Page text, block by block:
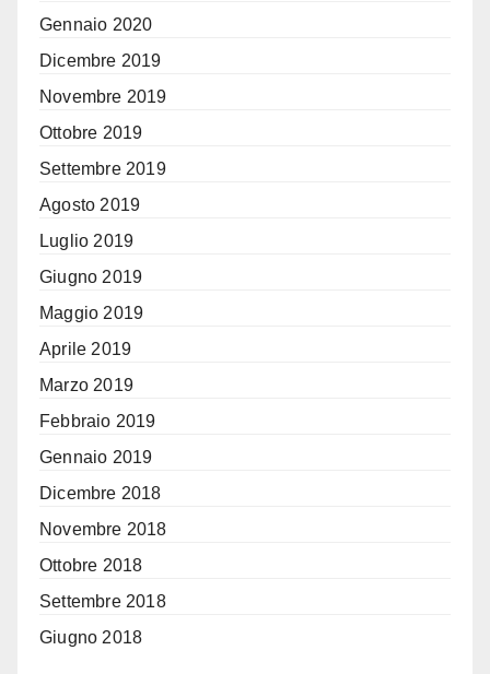
Gennaio 2020
Dicembre 2019
Novembre 2019
Ottobre 2019
Settembre 2019
Agosto 2019
Luglio 2019
Giugno 2019
Maggio 2019
Aprile 2019
Marzo 2019
Febbraio 2019
Gennaio 2019
Dicembre 2018
Novembre 2018
Ottobre 2018
Settembre 2018
Giugno 2018